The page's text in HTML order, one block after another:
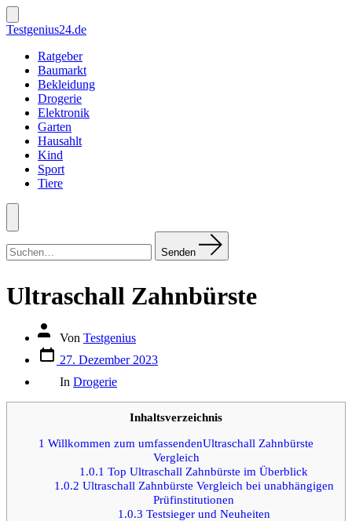
Zum
Inhalt
springen
Suche
ein-/ausblenden
Testgenius24.de
Ratgeber
Baumarkt
Bekleidung
Drogerie
Elektronik
Garten
Hausahlt
Kind
Sport
Tiere
Menü
nach:
Senden
Ultraschall Zahnbürste
Autor
Beitrags
Von Testgenius
Datum
des
Beitrags
27. Dezember 2023
In Drogerie
Inhaltsverzeichnis
1 Willkommen zum umfassendenUltraschall Zahnbürste
Vergleich
1.0.1 Top Ultraschall Zahnbürste im Überblick
1.0.2 Ultraschall Zahnbürste Vergleich bei unabhängigen
Prüfinstitutionen
1.0.3 Testsieger und Neuheiten